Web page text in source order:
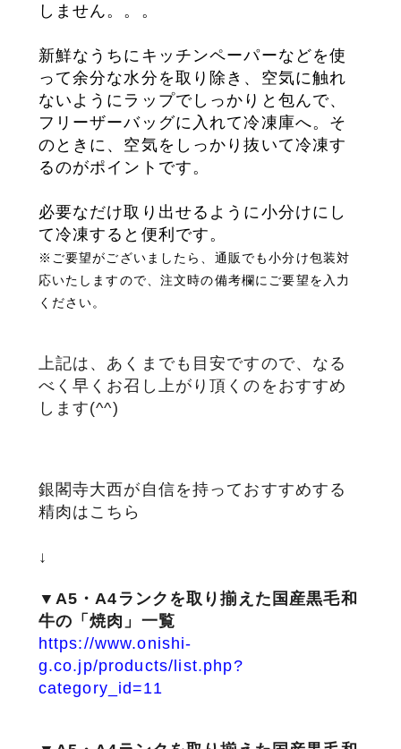
しません。。。
新鮮なうちにキッチンペーパーなどを使
って余分な水分を取り除き、空気に触れ
ないようにラップでしっかりと包んで、
フリーザーバッグに入れて冷凍庫へ。 そ
のときに、空気をしっかり抜いて冷凍す
るのがポイントです。
必要なだけ取り出せるように小分けにし
て冷凍すると便利です。
※ご要望がございましたら、通販でも小分け包装対
応いたしますので、注文時の備考欄にご要望を入力
ください。
上記は、あくまでも目安ですので、なる
べく早くお召し上がり頂くのをおすすめ
します(^^)
銀閣寺大西が自信を持っておすすめする
精肉はこちら
↓
▼A5・A4ランクを取り揃えた国産黒毛和
牛の「焼肉」一覧
https://www.onishi-
g.co.jp/products/list.php?
category_id=11